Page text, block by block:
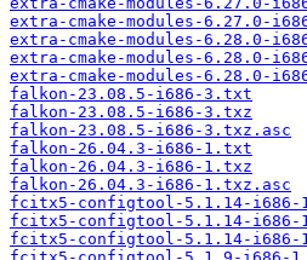
extra-cmake-modules-6.27.0-
extra-cmake-modules-6.28.0-
extra-cmake-modules-6.28.0-
extra-cmake-modules-6.28.0-
falkon-23.08.5-i686-3.txt
falkon-23.08.5-i686-3.txz
falkon-23.08.5-i686-3.txz.asc
falkon-26.04.3-i686-1.txt
falkon-26.04.3-i686-1.txz
falkon-26.04.3-i686-1.txz.asc
fcitx5-configtool-5.1.14-
fcitx5-configtool-5.1.14-i686-
fcitx5-configtool-5.1.14-i686-